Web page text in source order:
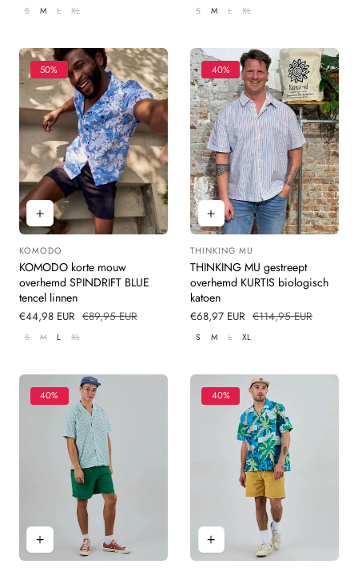
S M L XL S M L XL
50%
Leverancier:
KOMODO
KOMODO korte mouw
overhemd SPINDRIFT BLUE
tencel linnen
Verkoopprijs
€44,98 EUR Normale
€89,95 EUR
S M L XL
40%
Leverancier:
THINKING MU
THINKING MU gestreept
overhemd KURTIS biologisch
katoen
Verkoopprijs
€68,97 EUR Normale
€114,95 EUR
S M L XL
40% 40%